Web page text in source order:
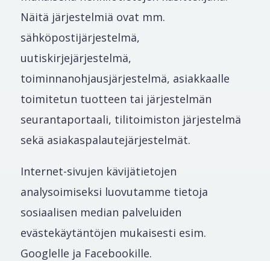
Näitä järjestelmiä ovat mm.
sähköpostijärjestelmä,
uutiskirjejärjestelmä,
toiminnanohjausjärjestelmä, asiakkaalle
toimitetun tuotteen tai järjestelmän
seurantaportaali, tilitoimiston järjestelmä
sekä asiakaspalautejärjestelmät.
Internet-sivujen kävijätietojen
analysoimiseksi luovutamme tietoja
sosiaalisen median palveluiden
evästekäytäntöjen mukaisesti esim.
Googlelle ja Facebookille.